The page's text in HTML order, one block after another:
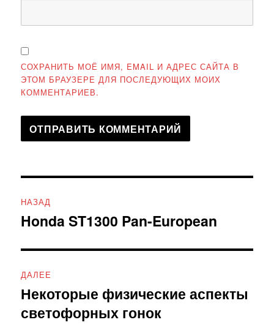
СОХРАНИТЬ МОЁ ИМЯ, EMAIL И АДРЕС САЙТА В
ЭТОМ БРАУЗЕРЕ ДЛЯ ПОСЛЕДУЮЩИХ МОИХ
КОММЕНТАРИЕВ.
по
НАЗАД
Предыдущая
Honda ST1300 Pan-European
ДАЛЕЕ
Следующая
запись:
Некоторые физические аспекты
светофорных гонок